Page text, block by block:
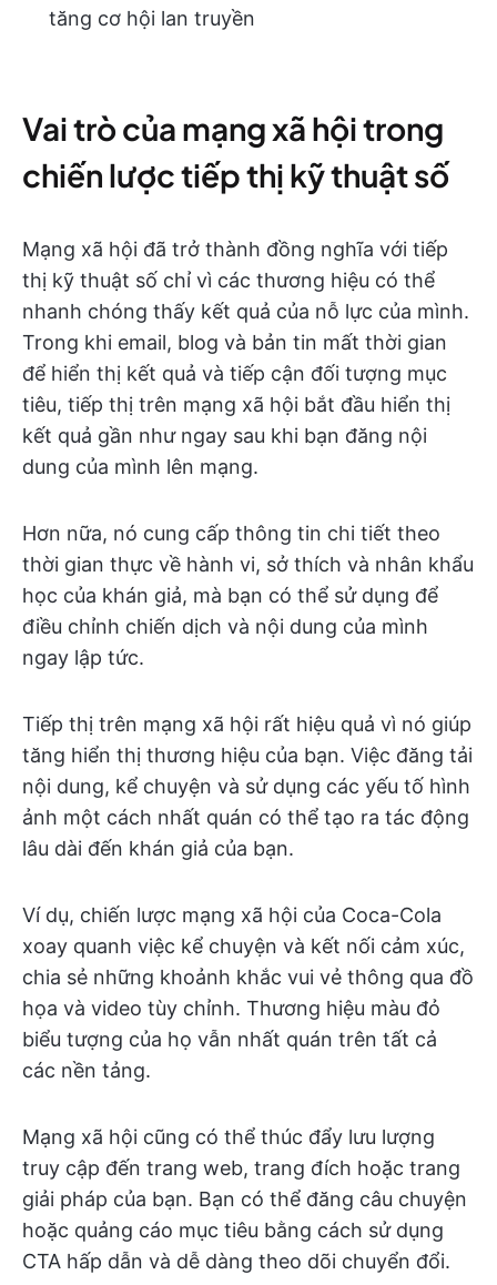
tăng cơ hội lan truyền
Vai trò của mạng xã hội trong
chiến lược tiếp thị kỹ thuật số
Mạng xã hội đã trở thành đồng nghĩa với tiếp
thị kỹ thuật số chỉ vì các thương hiệu có thể
nhanh chóng thấy kết quả của nỗ lực của mình.
Trong khi email, blog và bản tin mất thời gian
để hiển thị kết quả và tiếp cận đối tượng mục
tiêu, tiếp thị trên mạng xã hội bắt đầu hiển thị
kết quả gần như ngay sau khi bạn đăng nội
dung của mình lên mạng.
Hơn nữa, nó cung cấp thông tin chi tiết theo
thời gian thực về hành vi, sở thích và nhân khẩu
học của khán giả, mà bạn có thể sử dụng để
điều chỉnh chiến dịch và nội dung của mình
ngay lập tức.
Tiếp thị trên mạng xã hội rất hiệu quả vì nó giúp
tăng hiển thị thương hiệu của bạn. Việc đăng tải
nội dung, kể chuyện và sử dụng các yếu tố hình
ảnh một cách nhất quán có thể tạo ra tác động
lâu dài đến khán giả của bạn.
Ví dụ, chiến lược mạng xã hội của Coca-Cola
xoay quanh việc kể chuyện và kết nối cảm xúc,
chia sẻ những khoảnh khắc vui vẻ thông qua đồ
họa và video tùy chỉnh. Thương hiệu màu đỏ
biểu tượng của họ vẫn nhất quán trên tất cả
các nền tảng.
Mạng xã hội cũng có thể thúc đẩy lưu lượng
truy cập đến trang web, trang đích hoặc trang
giải pháp của bạn. Bạn có thể đăng câu chuyện
hoặc quảng cáo mục tiêu bằng cách sử dụng
CTA hấp dẫn và dễ dàng theo dõi chuyển đổi.